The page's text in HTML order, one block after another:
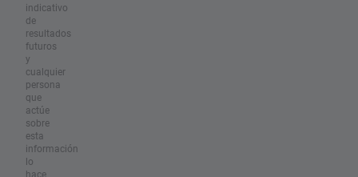
indicativo
de
resultados
futuros
y
cualquier
persona
que
actúe
sobre
esta
información
lo
hace